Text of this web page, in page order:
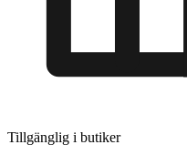
Tillgänglig i butiker